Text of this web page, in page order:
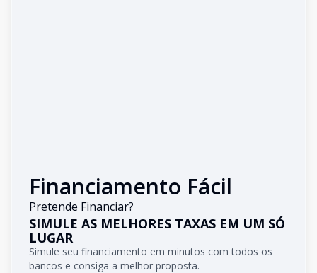
Financiamento Fácil
Pretende Financiar?
SIMULE AS MELHORES TAXAS EM UM SÓ
LUGAR
Simule seu financiamento em minutos com todos os
bancos e consiga a melhor proposta.